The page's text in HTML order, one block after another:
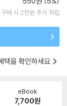
매 시 2천원 추가 적립
택을 확인하세요
eBook
7,700원